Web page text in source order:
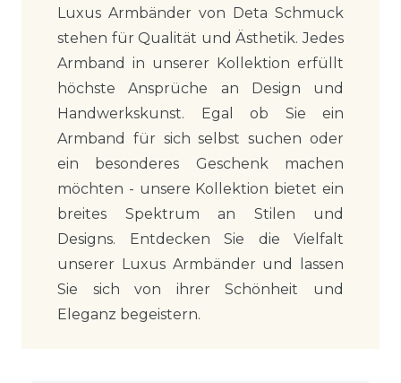
Luxus Armbänder von Deta Schmuck
stehen für Qualität und Ästhetik. Jedes
Armband in unserer Kollektion erfüllt
höchste Ansprüche an Design und
Handwerkskunst. Egal ob Sie ein
Armband für sich selbst suchen oder
ein besonderes Geschenk machen
möchten - unsere Kollektion bietet ein
breites Spektrum an Stilen und
Designs. Entdecken Sie die Vielfalt
unserer Luxus Armbänder und lassen
Sie sich von ihrer Schönheit und
Eleganz begeistern.